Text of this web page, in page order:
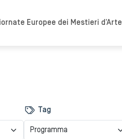
Europee dei Mestieri d’Arte
Tag